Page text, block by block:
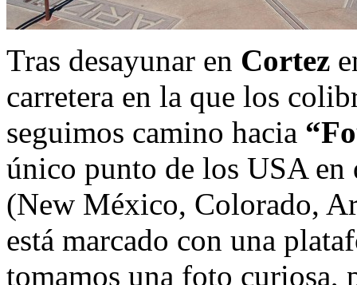
Tras desayunar en Cortez
carretera en la que los
seguimos camino hacia
único punto de los USA en
(New México, Colorado,
está marcado con una
tomamos una foto curiosa,